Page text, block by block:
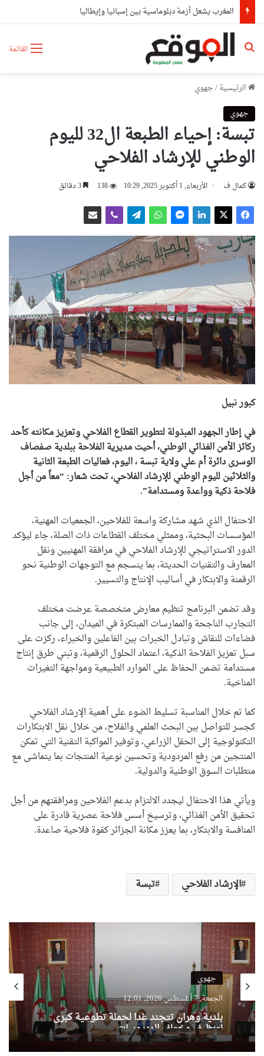
المغرب يشعل أزمة دبلوماسية بين إسبانيا وإيطاليا
القائمة بحث عن
الرئيسية/جهوي
جهوي
تبسة: إحياء الطبعة ال32 لليوم
الوطني للإرشاد الفلاحي
كمال ف الأربعاء, 1 أكتوبر 2025, 10:29 138
كبور نبيل
في إطار الجهود المبذولة لتطوير القطاع الفلاحي وتعزيز مكانته كأحد
ركائز الأمن الغذائي الوطني، أحيت مديرية الفلاحة ببلدية صفصاف
الوسرى دائرة أم علي ولاية تبسة ، اليوم، فعاليات الطبعة الثانية
والثلاثين لليوم الوطني للإرشاد الفلاحي، تحت شعار: “معاً من أجل
فلاحة ذكية وواعدة ومستدامة”.
الاحتفال الذي شهد مشاركة واسعة للفلاحين، الجمعيات المهنية،
المؤسسات البحثية، وممثلي مختلف القطاعات ذات الصلة، جاء ليؤكد
الدور الاستراتيجي للإرشاد الفلاحي في مرافقة المهنيين ونقل
المعارف والتقنيات الحديثة، بما ينسجم مع التوجهات الوطنية نحو
الرقمنة والابتكار في أساليب الإنتاج والتسيير.
وقد تضمن البرنامج تنظيم معارض متخصصة عرضت مختلف
التجارب الناجحة والممارسات المبتكرة في الميدان، إلى جانب
فضاءات للنقاش وتبادل الخبرات بين الفاعلين والخبراء، ركزت على
سبل تعزيز الفلاحة الذكية، اعتماد الحلول الرقمية، وتبني طرق إنتاج
مستدامة تضمن الحفاظ على الموارد الطبيعية ومواجهة التغيرات
المناخية.
كما تم خلال المناسبة تسليط الضوء على أهمية الإرشاد الفلاحي
كجسر للتواصل بين البحث العلمي والفلاح، من خلال نقل الابتكارات
التكنولوجية إلى الحقل الزراعي، وتوفير المواكبة التقنية التي تمكن
المنتجين من رفع المردودية وتحسين نوعية المنتجات بما يتماشى مع
متطلبات السوق الوطنية والدولية.
ويأتي هذا الاحتفال ليجدد الالتزام بدعم الفلاحين ومرافقتهم من أجل
تحقيق الأمن الغذائي، وترسيخ أسس فلاحة عصرية قادرة على
المنافسة والابتكار، بما يعزز مكانة الجزائر كقوة فلاحية صاعدة.
الإرشاد الفلاحي تبسة
جهوي
الجمعة, 7 أغسطس 2026, 12:01
بلدية وهران تتجند غدا لحملة تطوعية كبرى
لتنظيف مختلف المندوبيات